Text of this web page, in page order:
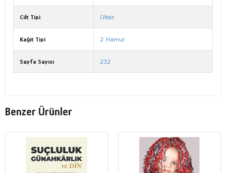
Cilt Tipi Ciltsiz
Kağıt Tipi 2. Hamur
Sayfa Sayısı 232
Benzer Ürünler